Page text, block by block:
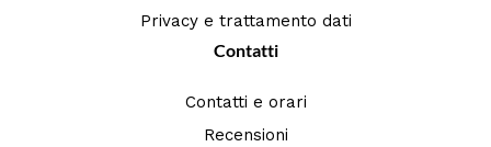
Privacy e trattamento dati
Contatti
Contatti e orari
Recensioni